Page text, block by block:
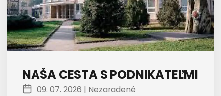
NAŠA CESTA S PODNIKATEĽMI
09. 07. 2026 | Nezaradené